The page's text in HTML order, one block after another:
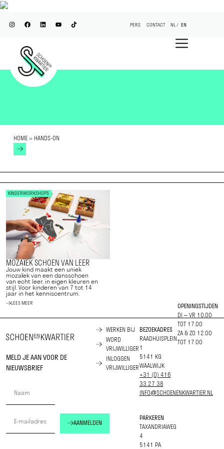
PERS CONTACT NL EN
HOME» HANDS-ON
KINDERWORKSHOPS
MOZAÏEK SCHOEN VAN LEER
Jouw kind maakt een uniek
mozaïek van een dansschoen
van echt leer, in eigen kleuren en
stijl. Voor kinderen van 7 tot 14
jaar in het kenniscentrum.
LEES MEER
MELD JE AAN VOOR DE
NIEUWSBRIEF
AANMELDEN
WERKEN BIJ
WORD
VRIJWILLIGER
INLOGGEN
VRIJWILLIGER
BEZOEKADRES
RAADHUISPLEIN
1
5141 KG
WAALWIJK
+31 (0) 416
33 27 38
INFO@SCHOENENKWARTIER.NL
PARKEREN
TAXANDRIAWEG
4
5141 PA
OPENINGSTIJDEN
DI – VR 10.00
TOT 17.00
ZA & ZO 12.00
TOT 17.00